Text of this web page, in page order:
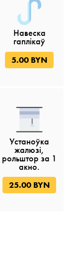
Навеска
гаплікаў
5.00 BYN
Устаноўка
жалюзі,
рольштор за 1
акно.
25.00 BYN